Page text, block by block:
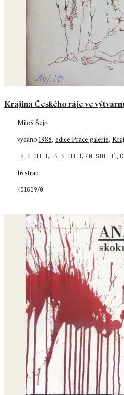
Krajina Českého ráje ve
Miloš Šejn
vydáno 1988, edice Práce galerie,
18. století, 19. století, 20. století,
16 stran
k01659/0